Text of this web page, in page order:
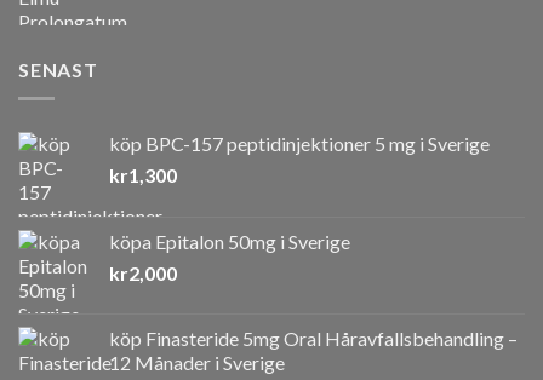
SENAST
köp BPC-157 peptidinjektioner 5 mg i Sverige
kr1,300
köpa Epitalon 50mg i Sverige
kr2,000
köp Finasteride 5mg Oral Håravfallsbehandling –
12 Månader i Sverige